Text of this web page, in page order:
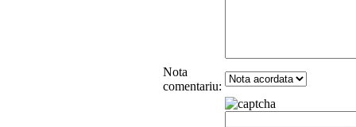
Nota
comentariu: